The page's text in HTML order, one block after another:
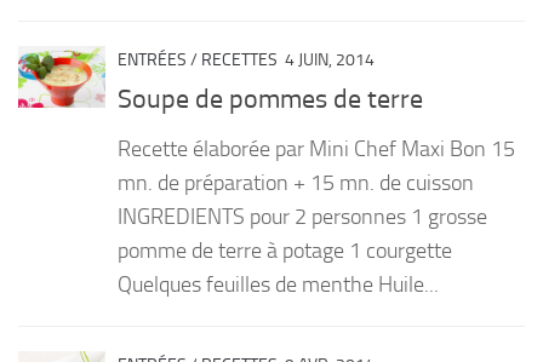
ENTRÉES / RECETTES 4 JUIN, 2014
Soupe de pommes de terre
Recette élaborée par Mini Chef Maxi Bon 15
mn. de préparation + 15 mn. de cuisson
INGREDIENTS pour 2 personnes 1 grosse
pomme de terre à potage 1 courgette
Quelques feuilles de menthe Huile...